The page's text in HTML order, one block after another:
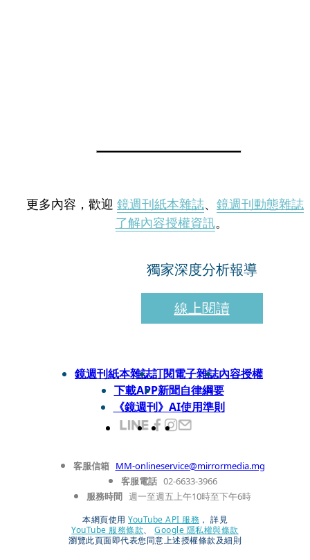
更多內容，歡迎 鏡週刊紙本雜誌、 鏡週刊動態雜誌
了解內容授權資訊。
獨家深度分析報導
線上閱讀
鏡週刊紙本雜誌訂閱電子雜誌內容授權
下載APP新聞自律綱要
《鏡週刊》AI使用準則
客服信箱 MM-onlineservice@mirrormedia.mg
客服電話 02-6633-3966
服務時間 週一至週五上午10時至下午6時
本網頁使用 YouTube API 服務 ， 詳見
YouTube 服務條款、
Google 隱私權與條款
瀏覽此頁面即代表您同意上述授權條款及細則